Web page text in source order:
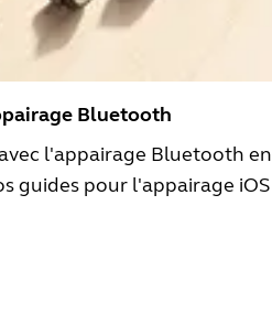
Bluetooth
l'appairage Bluetooth en
guides pour l'appairage iOS